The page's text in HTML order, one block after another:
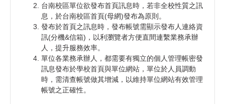
台南校區單位欲發布首頁訊息時，若非全校性質之訊
息，於台南校區首頁(母網)發布為原則。
發布於首頁之訊息時，發布帳號需顯示發布人連絡資
訊(分機&信箱)，以利瀏覽者方便直間連繫業務承辦
人，提升服務效率。
單位各業務承辦人，都需要有獨立的個人管理帳密發
訊息發布於學校首頁與單位網站，單位於人員調動
時，需清查帳號做其增減，以維持單位網站有效管理
帳號之正確性。